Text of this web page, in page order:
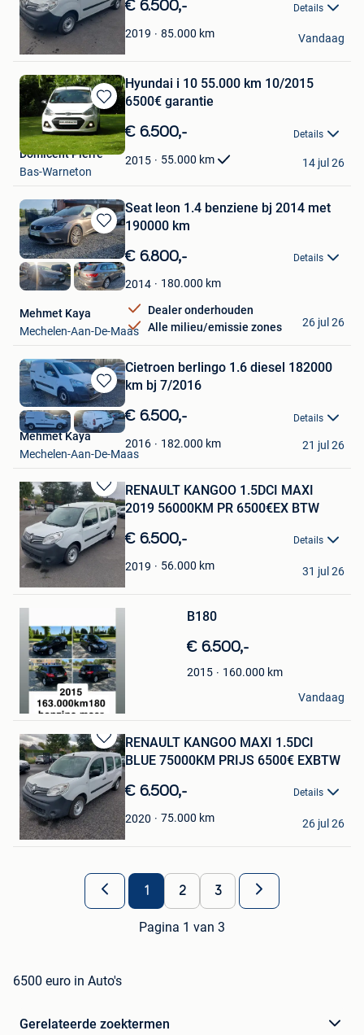
Favorieten€ 6.500,- Details
2019 85.000 km
STEVE
De Klinge
Vandaag
Bewaren
in
Mijn
Favorieten
Hyundai i 10 55.000 km 10/2015
6500€ garantie
€ 6.500,- Details
2015 55.000 km
Domicent Pierre
Bas-Warneton
14 jul 26
Bewaren
in
Mijn
Favorieten
Seat leon 1.4 benziene bj 2014 met
190000 km
€ 6.800,- Details
2014 180.000 km
Dealer onderhouden
Alle milieu/emissie zones
Mehmet Kaya
Mechelen-Aan-De-Maas
26 jul 26
Bewaren
in
Mijn
Favorieten
Cietroen berlingo 1.6 diesel 182000
km bj 7/2016
€ 6.500,- Details
2016 182.000 km
Mehmet Kaya
Mechelen-Aan-De-Maas
21 jul 26
Bewaren
in
Mijn
Favorieten
RENAULT KANGOO 1.5DCI MAXI
2019 56000KM PR 6500€EX BTW
€ 6.500,- Details
2019 56.000 km
STEVE
De Klinge
31 jul 26
Mijn
Favorieten
B180
€ 6.500,-
2015 160.000 km
marck
Sint-Niklaas
Vandaag
Bewaren
in
Mijn
Favorieten
RENAULT KANGOO MAXI 1.5DCI
BLUE 75000KM PRIJS 6500€ EXBTW
€ 6.500,- Details
2020 75.000 km
STEVE
De Klinge
26 jul 26
1 2 3
Pagina 1 van 3
6500 euro in Auto's
Gerelateerde zoektermen